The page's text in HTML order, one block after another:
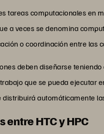
tareas computacionales
a veces se denomina
o coordinación entre las
deben diseñarse
que se pueda ejecutar
distribuirá automáticamente
HTC y HPC